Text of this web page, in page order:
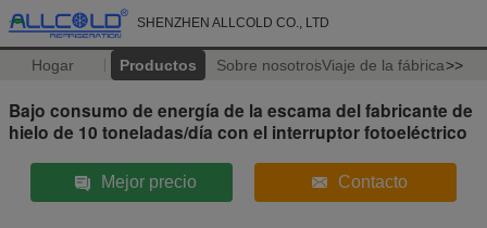
SHENZHEN ALLCOLD CO., LTD
Hogar Productos Sobre nosotrosViaje de la fábrica>>
Bajo consumo de energía de la escama del fabricante de
hielo de 10 toneladas/día con el interruptor fotoeléctrico
Mejor precio Contacto